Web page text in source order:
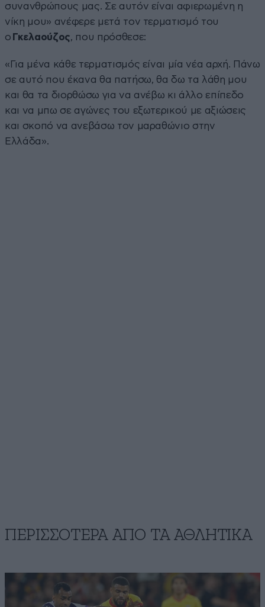
συνανθρώπους μας. Σε αυτόν είναι αφιερωμένη η
νίκη μου» ανέφερε μετά τον τερματισμό του
ο Γκελαούζος, που πρόσθεσε:
«Για μένα κάθε τερματισμός είναι μία νέα αρχή. Πάνω
σε αυτό που έκανα θα πατήσω, θα δω τα λάθη μου
και θα τα διορθώσω για να ανέβω κι άλλο επίπεδο
και να μπω σε αγώνες του εξωτερικού με αξιώσεις
και σκοπό να ανεβάσω τον μαραθώνιο στην
Ελλάδα».
ΠΕΡΙΣΣΟΤΕΡΑ ΑΠΟ ΤA ΑΘΛΗΤΙΚΑ